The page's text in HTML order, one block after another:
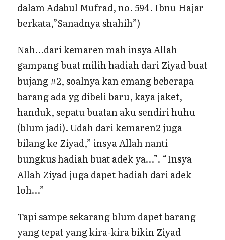
dalam Adabul Mufrad, no. 594. Ibnu Hajar
berkata,”Sanadnya shahih”)
Nah…dari kemaren mah insya Allah
gampang buat milih hadiah dari Ziyad buat
bujang #2, soalnya kan emang beberapa
barang ada yg dibeli baru, kaya jaket,
handuk, sepatu buatan aku sendiri huhu
(blum jadi). Udah dari kemaren2 juga
bilang ke Ziyad,” insya Allah nanti
bungkus hadiah buat adek ya…”. “Insya
Allah Ziyad juga dapet hadiah dari adek
loh…”
Tapi sampe sekarang blum dapet barang
yang tepat yang kira-kira bikin Ziyad